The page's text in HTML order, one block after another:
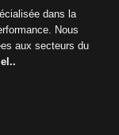
dans la
Nous
aux secteurs du